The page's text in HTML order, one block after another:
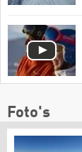
Foto's